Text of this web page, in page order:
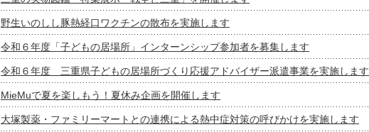
野生いのしし豚熱経口ワクチンの散布を実施します
令和６年度「子どもの居場所」インターンシップ参加者を募集します
令和６年度 三重県子どもの居場所づくり応援アドバイザー派遣事業を実施します
MieMuで夏を楽しもう！夏休み企画を開催します
大塚製薬・ファミリーマートとの連携による熱中症対策の呼びかけを実施します